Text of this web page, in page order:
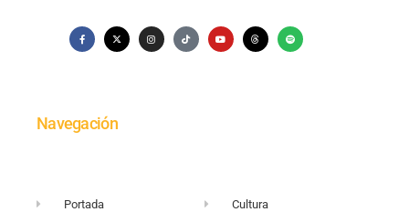
Navegación
Portada Cultura